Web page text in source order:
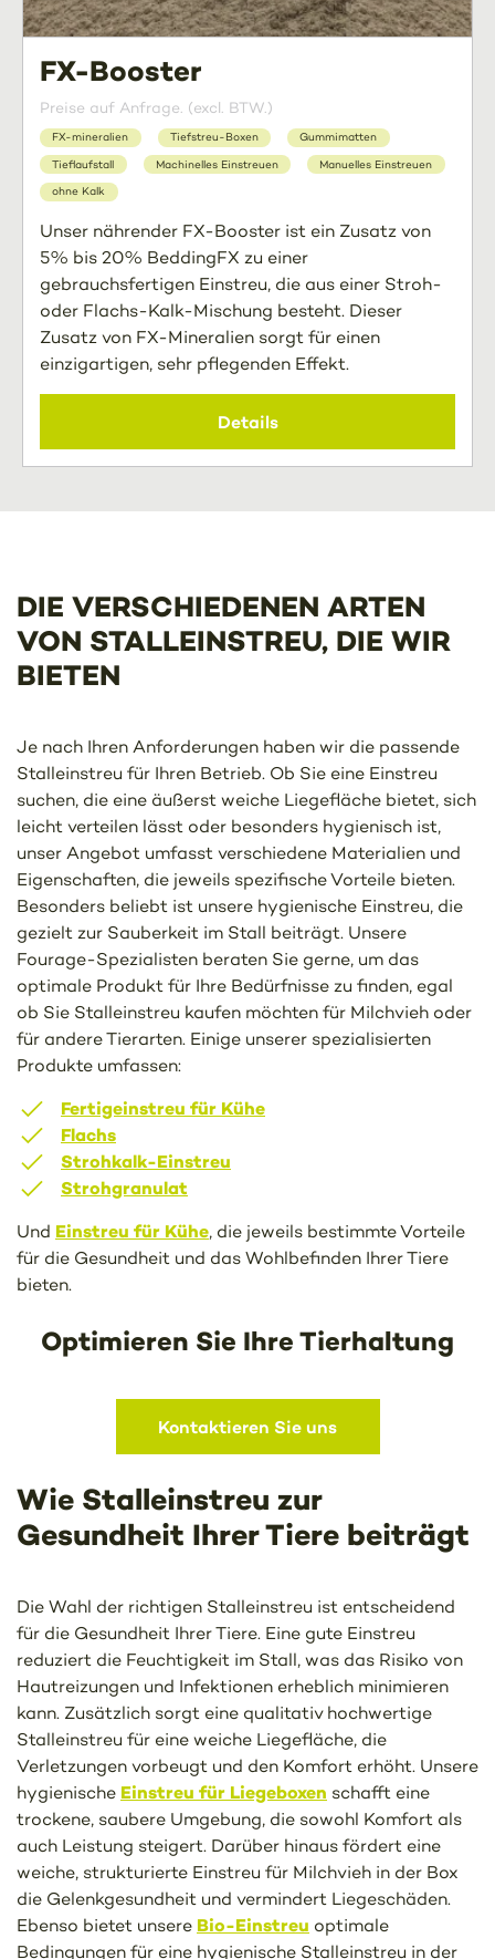
FX-Booster
Preise auf Anfrage. (excl. BTW.)
FX-mineralien Tiefstreu-Boxen Gummimatten
Tieflaufstall Machinelles Einstreuen Manuelles Einstreuen
ohne Kalk
Unser nährender FX-Booster ist ein Zusatz von
5% bis 20% BeddingFX zu einer
gebrauchsfertigen Einstreu, die aus einer Stroh-
oder Flachs-Kalk-Mischung besteht. Dieser
Zusatz von FX-Mineralien sorgt für einen
einzigartigen, sehr pflegenden Effekt.
Details
DIE VERSCHIEDENEN ARTEN
VON STALLEINSTREU, DIE WIR
BIETEN
Je nach Ihren Anforderungen haben wir die passende
Stalleinstreu für Ihren Betrieb. Ob Sie eine Einstreu
suchen, die eine äußerst weiche Liegefläche bietet, sich
leicht verteilen lässt oder besonders hygienisch ist,
unser Angebot umfasst verschiedene Materialien und
Eigenschaften, die jeweils spezifische Vorteile bieten.
Besonders beliebt ist unsere hygienische Einstreu, die
gezielt zur Sauberkeit im Stall beiträgt. Unsere
Fourage-Spezialisten beraten Sie gerne, um das
optimale Produkt für Ihre Bedürfnisse zu finden, egal
ob Sie Stalleinstreu kaufen möchten für Milchvieh oder
für andere Tierarten. Einige unserer spezialisierten
Produkte umfassen:
Fertigeinstreu für Kühe
Flachs
Strohkalk-Einstreu
Strohgranulat
Und Einstreu für Kühe, die jeweils bestimmte Vorteile
für die Gesundheit und das Wohlbefinden Ihrer Tiere
bieten.
Optimieren Sie Ihre Tierhaltung
Kontaktieren Sie uns
Wie Stalleinstreu zur
Gesundheit Ihrer Tiere beiträgt
Die Wahl der richtigen Stalleinstreu ist entscheidend
für die Gesundheit Ihrer Tiere. Eine gute Einstreu
reduziert die Feuchtigkeit im Stall, was das Risiko von
Hautreizungen und Infektionen erheblich minimieren
kann. Zusätzlich sorgt eine qualitativ hochwertige
Stalleinstreu für eine weiche Liegefläche, die
Verletzungen vorbeugt und den Komfort erhöht. Unsere
hygienische Einstreu für Liegeboxen schafft eine
trockene, saubere Umgebung, die sowohl Komfort als
auch Leistung steigert. Darüber hinaus fördert eine
weiche, strukturierte Einstreu für Milchvieh in der Box
die Gelenkgesundheit und vermindert Liegeschäden.
Ebenso bietet unsere Bio-Einstreu optimale
Bedingungen für eine hygienische Stalleinstreu in der